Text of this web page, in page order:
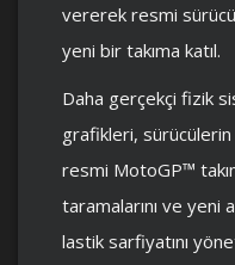
vererek resmi
yeni bir takıma katıl.
Daha gerçekçi fizik
grafikleri,
resmi MotoGP™
taramalarını ve yeni
lastik sarfiyatını